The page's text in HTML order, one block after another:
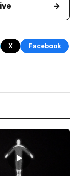
→
X
Facebook
▶